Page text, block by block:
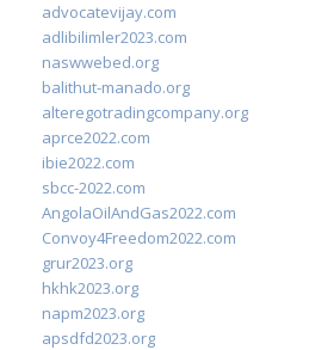
advocatevijay.com
adlibilimler2023.com
naswwebed.org
balithut-manado.org
alteregotradingcompany.org
aprce2022.com
ibie2022.com
sbcc-2022.com
AngolaOilAndGas2022.com
Convoy4Freedom2022.com
grur2023.org
hkhk2023.org
napm2023.org
apsdfd2023.org